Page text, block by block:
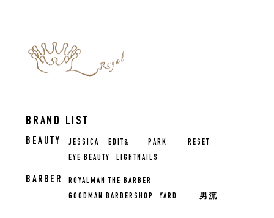
BRAND LIST
BEAUTY JESSICA EDIT& PARK
RESET
EYE BEAUTY
LIGHTNAILS
BARBER
ROYALMAN THE BARBER
GOODMAN BARBERSHOP
YARD 男流